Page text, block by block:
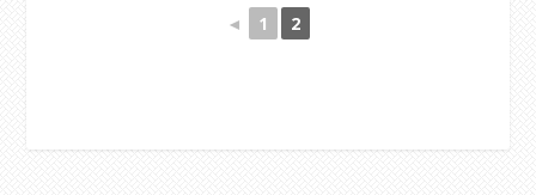
◄ 1 2